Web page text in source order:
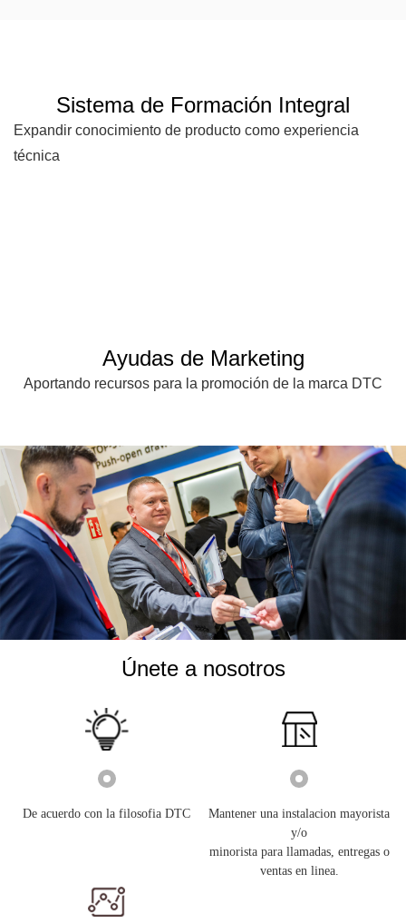
Sistema de Formación Integral
Expandir conocimiento de producto como experiencia
técnica
Ayudas de Marketing
Aportando recursos para la promoción de la marca DTC
Únete a nosotros
De acuerdo con la filosofia DTC
Mantener una instalacion mayorista
y/o
minorista para llamadas, entregas o
ventas en linea.